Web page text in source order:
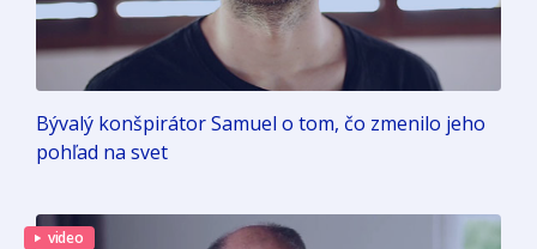
Bývalý konšpirátor Samuel o tom, čo zmenilo jeho
pohľad na svet
video